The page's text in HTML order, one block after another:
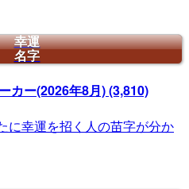
幸運
名字
カー(2026年8月)(3,810)
に幸運を招く人の苗字が分か